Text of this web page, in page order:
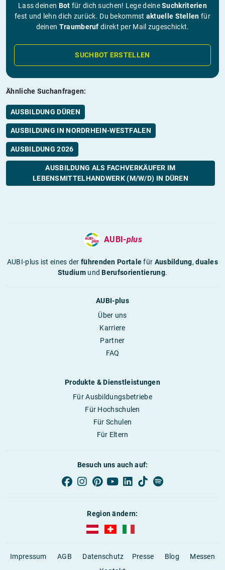
Lass deinen Bot für dich suchen! Lege deineSuchkriterien
fest und lehn dich zurück. Du bekommst aktuelle Stellen für
deinen Traumberuf direkt per Mail zugeschickt.
SUCHBOT ERSTELLEN
Ähnliche Suchanfragen:
AUSBILDUNG DÜREN
AUSBILDUNG IN NORDRHEIN-WESTFALEN
AUSBILDUNG 2026
AUSBILDUNG ALS FACHVERKÄUFER IM
LEBENSMITTELHANDWERK (M/W/D) IN DÜREN
AUBI-plus
AUBI-plus ist eines derführenden Portalefür Ausbildung,duales
StudiumundBerufsorientierung.
AUBI-plus
Über uns
Karriere
Partner
FAQ
Produkte & Dienstleistungen
Für Ausbildungsbetriebe
Für Hochschulen
Für Schulen
Für Eltern
Besuch uns auch auf:
Region ändern:
AUBI-plus Österreich (deutsch)
Impressum AGB Datenschutz Presse Blog
Messen